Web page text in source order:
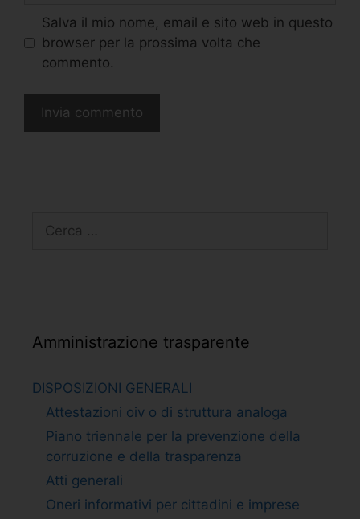
Salva il mio nome, email e sito web in questo
browser per la prossima volta che
commento.
Amministrazione trasparente
DISPOSIZIONI GENERALI
Attestazioni oiv o di struttura analoga
Piano triennale per la prevenzione della
corruzione e della trasparenza
Atti generali
Oneri informativi per cittadini e imprese